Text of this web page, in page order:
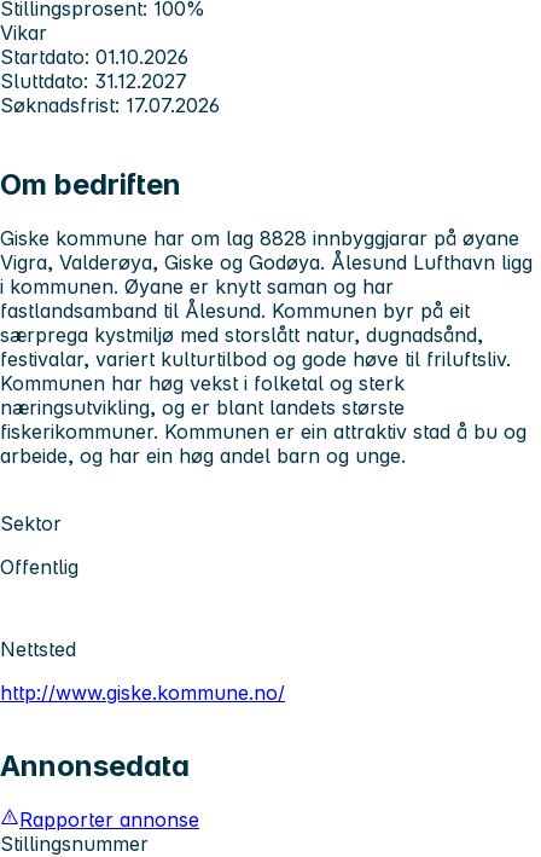
Stillingsprosent: 100%
Vikar
Startdato: 01.10.2026
Sluttdato: 31.12.2027
Søknadsfrist: 17.07.2026
Om bedriften
Giske kommune har om lag 8828 innbyggjarar på øyane
Vigra, Valderøya, Giske og Godøya. Ålesund Lufthavn ligg
i kommunen. Øyane er knytt saman og har
fastlandsamband til Ålesund. Kommunen byr på eit
særprega kystmiljø med storslått natur, dugnadsånd,
festivalar, variert kulturtilbod og gode høve til friluftsliv.
Kommunen har høg vekst i folketal og sterk
næringsutvikling, og er blant landets største
fiskerikommuner. Kommunen er ein attraktiv stad å bu og
arbeide, og har ein høg andel barn og unge.
Sektor
Offentlig
Nettsted
http://www.giske.kommune.no/
Annonsedata
Rapporter annonse
Stillingsnummer